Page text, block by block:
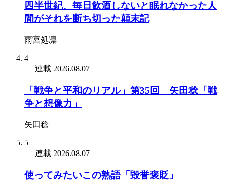
四半世紀、毎日飲酒しないと眠れなかった人
間がそれを断ち切った顛末記
雨宮処凛
4
連載 2026.08.07
「戦争と平和のリアル」第35回 矢田稔「戦
争と想像力」
矢田稔
5
連載 2026.08.07
使ってみたいこの熟語「毀誉褒貶」